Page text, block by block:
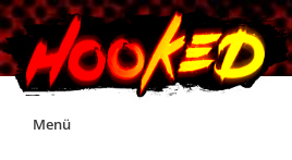
Skip
Menü